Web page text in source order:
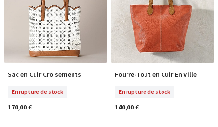
En Rupture De Stock
Sac en Cuir Croisements
En rupture de stock
170,00 €
En Rupture De Stock
Fourre-Tout en Cuir En Ville
En rupture de stock
140,00 €